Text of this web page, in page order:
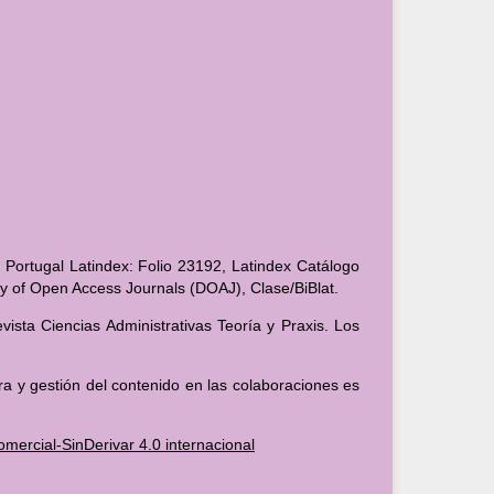
Latindex: Folio 23192, Latindex Catálogo
of Open Access Journals (DOAJ), Clase/BiBlat.
Ciencias Administrativas Teoría y Praxis. Los
y gestión del contenido en las colaboraciones es
SinDerivar 4.0 internacional